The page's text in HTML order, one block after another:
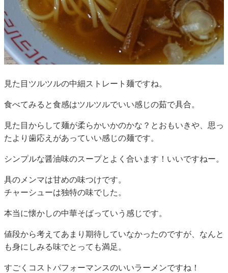
見た目ツルツルの中細ストレート麺ですね。
食べてみると食感はツルツルでいい感じの茹で具合。
見た目からして麺が柔らかいかのかな？とおもいきや、思っ
たより歯応えがあっていい感じの麺です。
シンプルな醤油味のスープとよく合います！いいですねー。
具のメンマは甘めの味つけです。
チャーシューは独特の味でした。
本当に懐かしの中華そばっていう感じです。
値段から考えてあまり期待していなかったのですが、なんと
も身にしみる味でとっても満足。
すごくコストパフォーマンスのいいラーメンですね！